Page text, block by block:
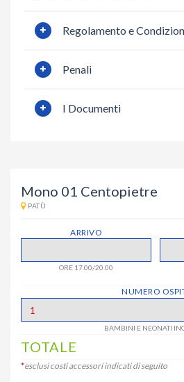
Regolamento e
Penali
I Documenti
Mono 01 Centopietre
PATÙ
ARRIVO
ORE 17.00/20.00
NUMERO
BAMBINI E NEONATI
TOTALE
*esclusi costi accessori indicati di seguito